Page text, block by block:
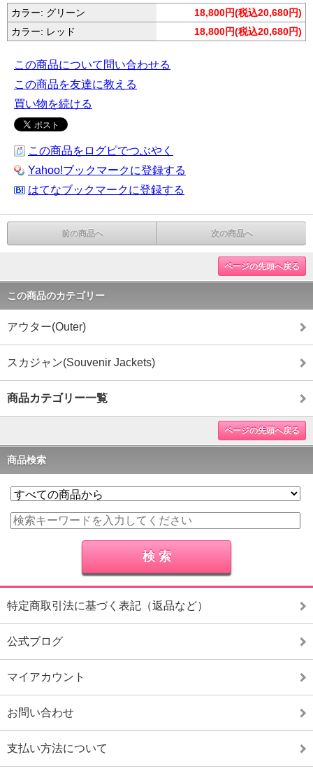
カラー: グリーン
18,800円(税込20,680円)
カラー: レッド
18,800円(税込20,680円)
この商品について問い合わせる
この商品を友達に教える
買い物を続ける
この商品をログピでつぶやく
Yahoo!ブックマークに登録する
はてなブックマークに登録する
前の商品へ 次の商品へ
ページの先頭へ戻る
この商品のカテゴリー
アウター(Outer)
スカジャン(Souvenir Jackets)
商品カテゴリー一覧
ページの先頭へ戻る
商品検索
特定商取引法に基づく表記（返品など）
公式ブログ
マイアカウント
お問い合わせ
支払い方法について